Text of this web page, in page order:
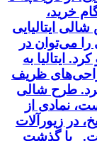
خرید،
ایتالیایی
می‌توان در
ایتالیا به
ظریف
طرح شالی
نمادی از
در زیورآلات
با گذشت